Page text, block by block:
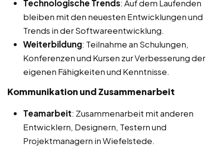
Technologische Trends: Auf dem Laufenden
bleiben mit den neuesten Entwicklungen und
Trends in der Softwareentwicklung.
Weiterbildung: Teilnahme an Schulungen,
Konferenzen und Kursen zur Verbesserung der
eigenen Fähigkeiten und Kenntnisse.
Kommunikation und Zusammenarbeit
Teamarbeit: Zusammenarbeit mit anderen
Entwicklern, Designern, Testern und
Projektmanagern in Wiefelstede.